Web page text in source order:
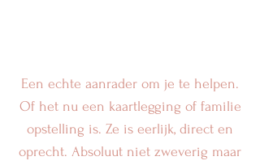
Een echte aanrader om je te helpen.
Of het nu een kaartlegging of familie
opstelling is. Ze is eerlijk, direct en
oprecht. Absoluut niet zweverig maar